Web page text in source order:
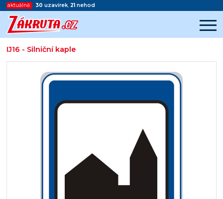
aktuálně: 30 uzavírek, 21 nehod
IJ16 - Silniční kaple
Začátek reklamy
Konec reklamy